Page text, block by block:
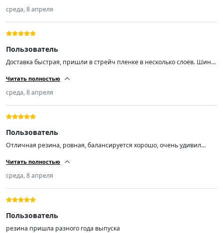
среда, 8 апреля
Пользователь
Доставка быстрая, пришли в стрейч пленке в несколько слоёв. Шины
Читать полностью
среда, 8 апреля
Пользователь
Отличная резина, ровная, балансируется хорошо, очень удивил
Читать полностью
среда, 8 апреля
Пользователь
резина пришла разного года выпуска